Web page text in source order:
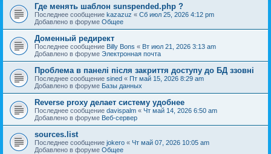
Где менять шаблон sunspended.php ?
Последнее сообщение kazazuz « Сб июл 25, 2026 4:12 pm
Добавлено в форуме Общее
Доменный редирект
Последнее сообщение Billy Bons « Вт июл 21, 2026 3:13 am
Добавлено в форуме Электронная почта
Проблема в панелі після закриття доступу до БД ззовні
Последнее сообщение sined « Пт май 15, 2026 8:29 am
Добавлено в форуме Базы данных
Reverse proxy делает систему удобнее
Последнее сообщение davispalm « Чт май 14, 2026 6:50 am
Добавлено в форуме Веб-сервер
sources.list
Последнее сообщение jokero « Чт май 07, 2026 10:05 am
Добавлено в форуме Общее